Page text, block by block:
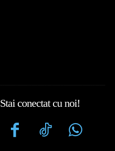
Stai conectat cu noi!